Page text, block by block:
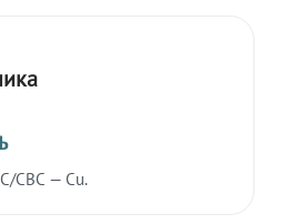
СВС — Cu.